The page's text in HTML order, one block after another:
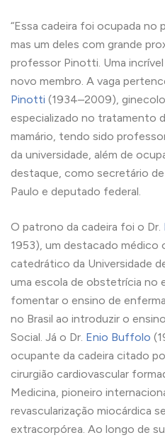
“Essa cadeira foi ocupada no
mas um deles com grande
professor Pinotti. Uma
novo membro. A vaga
Pinotti (1934–2009),
especializado no tratamento
mamário, tendo sido
da universidade, além de
destaque, como secretário
Paulo e deputado federal.
O patrono da cadeira foi o Dr.
1953), um destacado
catedrático da Universidade
uma escola de obstetrícia no
fomentar o ensino de
no Brasil ao introduzir o
Social. Já o Dr. Enio Buffolo
ocupante da cadeira citado
cirurgião cardiovascular
Medicina, pioneiro
revascularização miocárdica
extracorpórea. Ao longo de